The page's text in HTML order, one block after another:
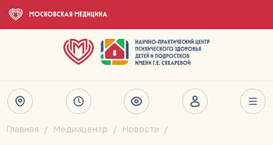
Главная Медиацентр Новости